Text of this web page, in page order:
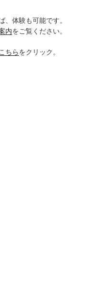
、体験も可能です。
内をご覧ください。
こちらをクリック。